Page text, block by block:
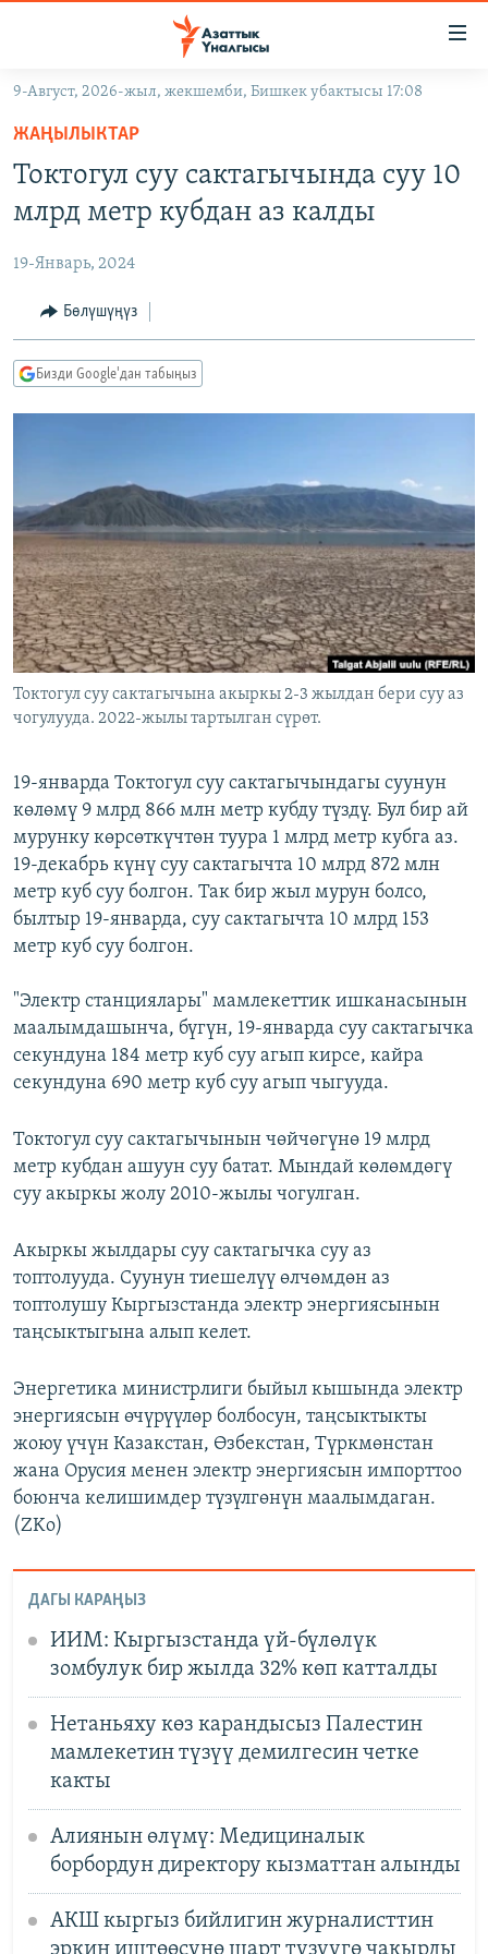
Навигацияга
өтүңүз
Издөөгө
салыңызКЫРГЫЗСТАН
ЭКОНОМИКА
МАДАНИЯТ
БОРБОР АЗИЯ
УКРАИНА
АТАЙЫН ИЛИКТӨӨ
ТВ ПРОГРАММАЛАР
ЭКСПЕРТТЕР ТАЛДАЙТ
ЭЖЕ-СИҢДИЛЕР
АЗАТТЫК+
ЫҢГАЙСЫЗ СУРООЛОР
ӨЗГӨЧӨ ПИКИР
ОНЛАЙН ШЕРИНЕ
ЭЕ/АРнун бардык сайттары
9-Август, 2026-жыл, жекшемби, Бишкек убактысы 17:08
ЖАҢЫЛЫКТАР
Токтогул суу сактагычында суу 10
млрд метр кубдан аз калды
19-Январь, 2024
Бөлүшүңүз
Бизди Google'дан табыңыз
Токтогул суу сактагычына акыркы 2-3 жылдан бери суу аз
чогулууда. 2022-жылы тартылган сүрөт.
19-январда Токтогул суу сактагычындагы суунун
көлөмү 9 млрд 866 млн метр кубду түздү. Бул бир ай
мурунку көрсөткүчтөн туура 1 млрд метр кубга аз.
19-декабрь күнү суу сактагычта 10 млрд 872 млн
метр куб суу болгон. Так бир жыл мурун болсо,
былтыр 19-январда, суу сактагычта 10 млрд 153
метр куб суу болгон.
"Электр станциялары" мамлекеттик ишканасынын
маалымдашынча, бүгүн, 19-январда суу сактагычка
секундуна 184 метр куб суу агып кирсе, кайра
секундуна 690 метр куб суу агып чыгууда.
Токтогул суу сактагычынын чөйчөгүнө 19 млрд
метр кубдан ашуун суу батат. Мындай көлөмдөгү
суу акыркы жолу 2010-жылы чогулган.
Акыркы жылдары суу сактагычка суу аз
топтолууда. Суунун тиешелүү өлчөмдөн аз
топтолушу Кыргызстанда электр энергиясынын
таңсыктыгына алып келет.
Энергетика министрлиги быйыл кышында электр
энергиясын өчүрүүлөр болбосун, таңсыктыкты
жоюу үчүн Казакстан, Өзбекстан, Түркмөнстан
жана Орусия менен электр энергиясын импорттоо
боюнча келишимдер түзүлгөнүн маалымдаган.
(ZKo)
ДАГЫ КАРАҢЫЗ
ИИМ: Кыргызстанда үй-бүлөлүк
зомбулук бир жылда 32% көп катталды
Нетаньяху көз карандысыз Палестин
мамлекетин түзүү демилгесин четке
какты
Алиянын өлүмү: Медициналык
борбордун директору кызматтан алынды
АКШ кыргыз бийлигин журналисттин
эркин иштөөсүнө шарт түзүүгө чакырды